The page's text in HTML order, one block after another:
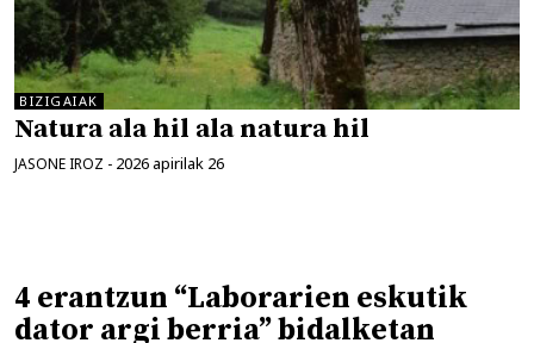
BIZIGAIAK
Natura ala hil ala natura hil
JASONE IROZ - 2026 apirilak 26
4 erantzun “Laborarien eskutik
dator argi berria” bidalketan